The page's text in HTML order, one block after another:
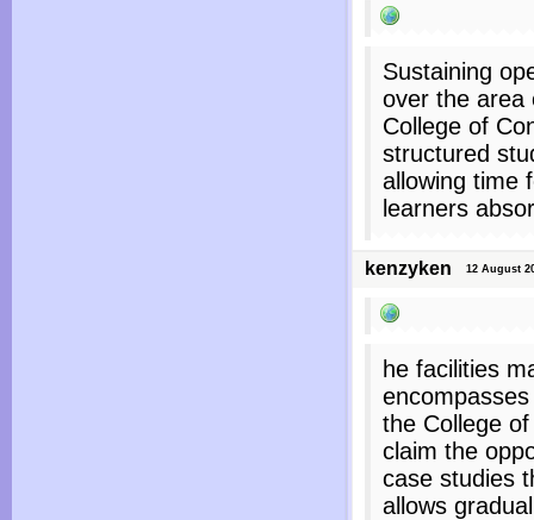
Sustaining
over the area
College of
structured
allowing time
learners
kenzyken 12 August
he facilities
the College
claim the
case studies
allows